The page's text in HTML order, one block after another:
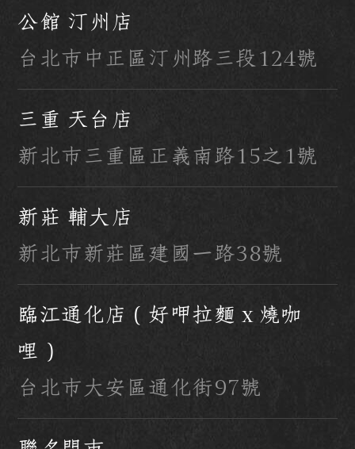
公館 汀州店
台北市中正區汀州路三段124號
三重 天台店
新北市三重區正義南路15之1號
新莊 輔大店
新北市新莊區建國一路38號
臨江通化店（好呷拉麵 x 燒咖
哩）
台北市大安區通化街97號